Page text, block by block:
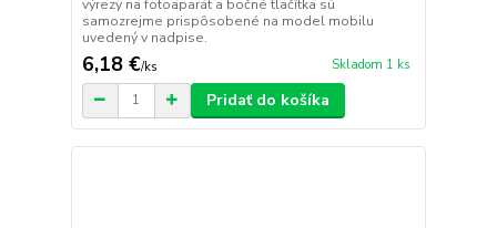
výrezy na fotoaparát a bočné tlačítka sú
samozrejme prispôsobené na model mobilu
uvedený v nadpise.
6,18 €/ks Skladom 1 ks
Pridať do košíka